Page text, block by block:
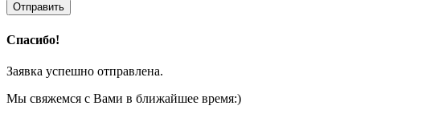
Отправить
Спасибо!
Заявка успешно отправлена.
Мы свяжемся с Вами в ближайшее время:)